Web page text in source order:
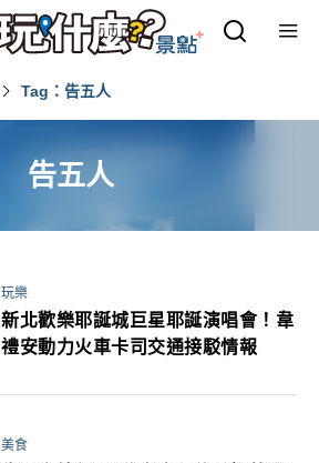
Tag：告五人
告五人
玩樂
新北歡樂耶誕城巨星耶誕演唱會！韋
禮安動力火車卡司交通接駁情報
美食